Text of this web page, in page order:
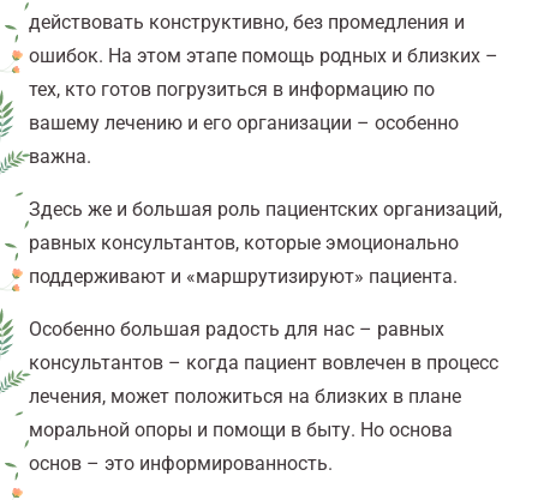
действовать конструктивно, без промедления и
ошибок. На этом этапе помощь родных и близких –
тех, кто готов погрузиться в информацию по
вашему лечению и его организации – особенно
важна.
Здесь же и большая роль пациентских организаций,
равных консультантов, которые эмоционально
поддерживают и «маршрутизируют» пациента.
Особенно большая радость для нас – равных
консультантов – когда пациент вовлечен в процесс
лечения, может положиться на близких в плане
моральной опоры и помощи в быту. Но основа
основ – это информированность.